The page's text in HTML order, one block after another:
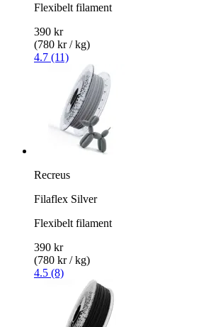
Flexibelt filament
390 kr
(780 kr / kg)
4.7 (11)
Recreus
Filaflex Silver
Flexibelt filament
390 kr
(780 kr / kg)
4.5 (8)